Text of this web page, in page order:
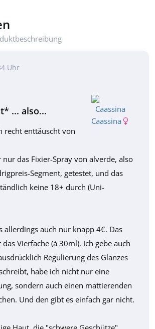
Uhr
Caassina
... also...
recht enttäuscht von
nur das Fixier-Spray von alverde, also
Segment, getestet, und das
keine 18+ durch (Uni-
allerdings auch nur knapp 4€. Das
das Vierfache (à 30ml). Ich gebe auch
Regulierung des Glanzes
habe ich nicht nur eine
sondern auch einen mattierenden
Und den gibt es einfach gar nicht.